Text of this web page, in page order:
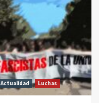
Actualidad Luchas